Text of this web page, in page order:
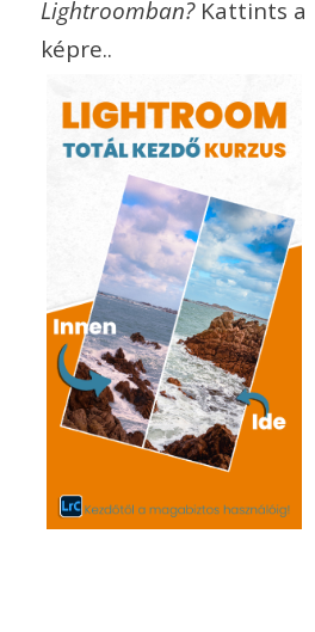
Lightroomban? Kattints a
képre..